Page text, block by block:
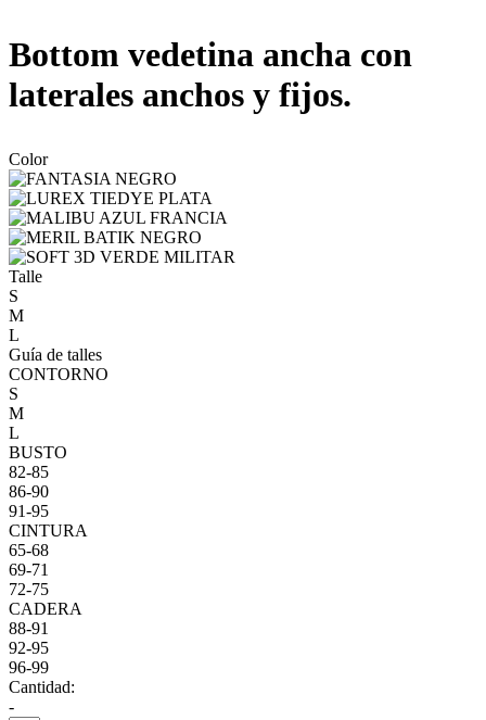
Bottom vedetina ancha con
laterales anchos y fijos.
Color
Talle
S
M
L
Guía de talles
CONTORNO
S
M
L
BUSTO
82-85
86-90
91-95
CINTURA
65-68
69-71
72-75
CADERA
88-91
92-95
96-99
Cantidad:
-